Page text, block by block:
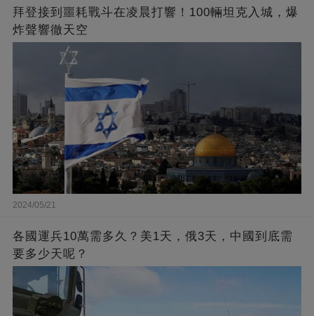
拜登接到噩耗戰斗在凌晨打響！100輛坦克入城，爆
炸聲響徹天空
2024/05/21
各國運兵10萬需多久？美1天，俄3天，中國到底需
要多少天呢？